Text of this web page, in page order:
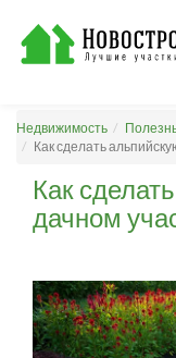
Недвижимость
Как сделать
Как
дачном